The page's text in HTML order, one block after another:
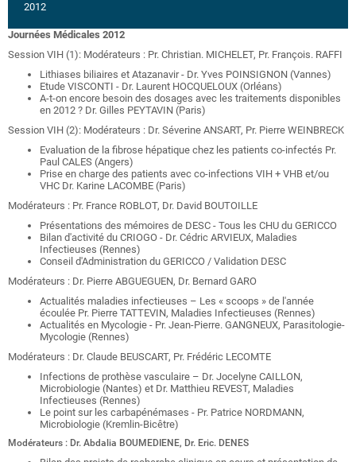
2012
Journées Médicales 2012
Session VIH (1): Modérateurs : Pr. Christian. MICHELET, Pr. François. RAFFI
Lithiases biliaires et Atazanavir - Dr. Yves POINSIGNON (Vannes)
Etude VISCONTI - Dr. Laurent HOCQUELOUX (Orléans)
A-t-on encore besoin des dosages avec les traitements disponibles
en 2012 ? Dr. Gilles PEYTAVIN (Paris)
Session VIH (2): Modérateurs : Dr. Séverine ANSART, Pr. Pierre WEINBRECK
Evaluation de la fibrose hépatique chez les patients co-infectés Pr.
Paul CALES (Angers)
Prise en charge des patients avec co-infections VIH + VHB et/ou
VHC Dr. Karine LACOMBE (Paris)
Modérateurs : Pr. France ROBLOT, Dr. David BOUTOILLE
Présentations des mémoires de DESC - Tous les CHU du GERICCO
Bilan d'activité du CRIOGO - Dr. Cédric ARVIEUX, Maladies
Infectieuses (Rennes)
Conseil d'Administration du GERICCO / Validation DESC
Modérateurs : Dr. Pierre ABGUEGUEN, Dr. Bernard GARO
Actualités maladies infectieuses – Les « scoops » de l'année
écoulée Pr. Pierre TATTEVIN, Maladies Infectieuses (Rennes)
Actualités en Mycologie - Pr. Jean-Pierre. GANGNEUX, Parasitologie-
Mycologie (Rennes)
Modérateurs : Dr. Claude BEUSCART, Pr. Frédéric LECOMTE
Infections de prothèse vasculaire – Dr. Jocelyne CAILLON,
Microbiologie (Nantes) et Dr. Matthieu REVEST, Maladies
Infectieuses (Rennes)
Le point sur les carbapénémases - Pr. Patrice NORDMANN,
Microbiologie (Kremlin-Bicêtre)
Modérateurs : Dr. Abdalia BOUMEDIENE, Dr. Eric. DENES